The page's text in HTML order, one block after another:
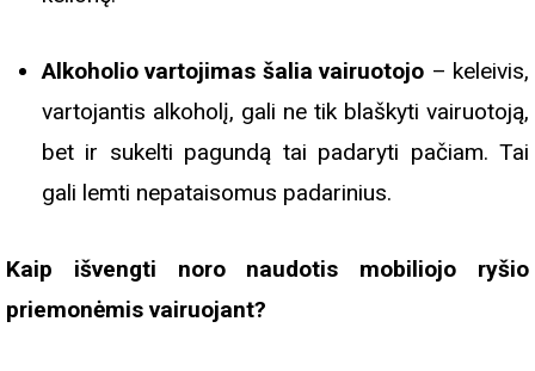
Alkoholio vartojimas šalia vairuotojo – keleivis,
vartojantis alkoholį, gali ne tik blaškyti vairuotoją,
bet ir sukelti pagundą tai padaryti pačiam. Tai
gali lemti nepataisomus padarinius.
Kaip išvengti noro naudotis mobiliojo ryšio
priemonėmis vairuojant?